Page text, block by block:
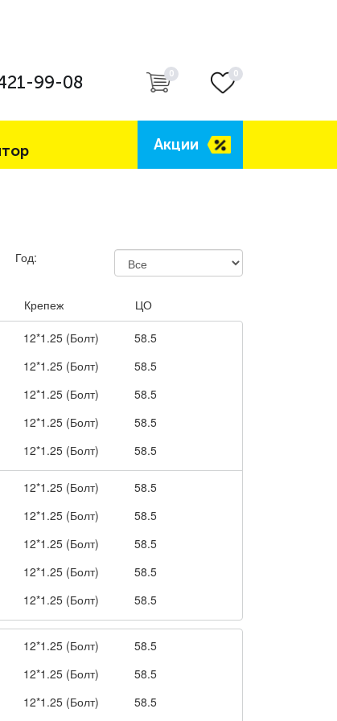
99-08 0 0
Акции
Год:
Крепеж ЦО
12*1.25 (Болт)
12*1.25 (Болт)
12*1.25 (Болт)
12*1.25 (Болт)
12*1.25 (Болт)
58.5
58.5
58.5
58.5
58.5
12*1.25 (Болт)
12*1.25 (Болт)
12*1.25 (Болт)
12*1.25 (Болт)
12*1.25 (Болт)
58.5
58.5
58.5
58.5
58.5
12*1.25 (Болт)
12*1.25 (Болт)
12*1.25 (Болт)
58.5
58.5
58.5